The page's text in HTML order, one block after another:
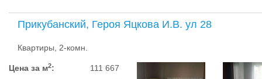
Прикубанский, Героя Яцкова И.В. ул 28
Квартиры, 2-комн.
Цена за м2:
111 667